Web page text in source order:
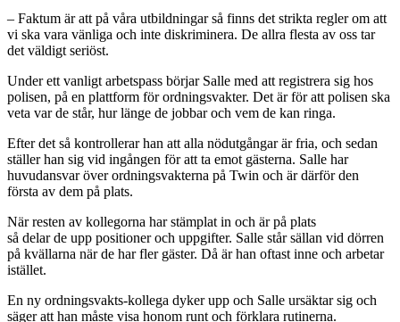
– Faktum är att på våra utbildningar så finns det strikta regler om att
vi ska vara vänliga och inte diskriminera. De allra flesta av oss tar
det väldigt seriöst.
Under ett vanligt arbetspass börjar Salle med att registrera sig hos
polisen, på en plattform för ordningsvakter. Det är för att polisen ska
veta var de står, hur länge de jobbar och vem de kan ringa.
Efter det så kontrollerar han att alla nödutgångar är fria, och sedan
ställer han sig vid ingången för att ta emot gästerna. Salle har
huvudansvar över ordningsvakterna på Twin och är därför den
första av dem på plats.
När resten av kollegorna har stämplat in och är på plats
så delar de upp positioner och uppgifter. Salle står sällan vid dörren
på kvällarna när de har fler gäster. Då är han oftast inne och arbetar
istället.
En ny ordningsvakts-kollega dyker upp och Salle ursäktar sig och
säger att han måste visa honom runt och förklara rutinerna.